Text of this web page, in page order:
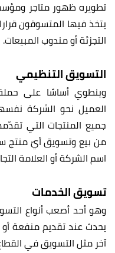
تطويره ظهور متاجر
يتخذ فيها المتسوقون
التجزئة أو مندوب المبيعات.
التسويق التنظيمي
وينطوي أساسًا على
العميل نحو الشركة
جميع المنتجات التي
من بيع وتسويق أيّ منتج
اسم الشركة أو العلامة
تسويق الخدمات
وهو أحد أصعب أنواع
يحدث عند تقديم منفعة
آخر مثل التسويق في